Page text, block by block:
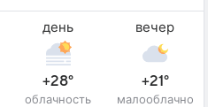
день
+28°
облачность
вечер
+21°
малооблачно